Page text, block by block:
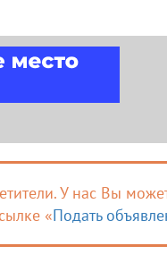
У нас Вы
«Подать